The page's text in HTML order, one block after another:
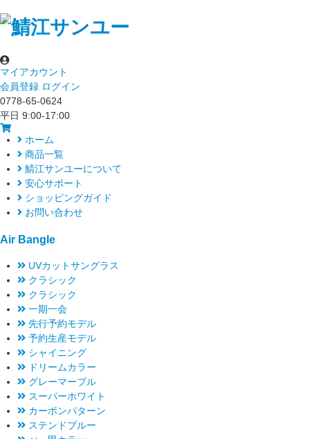
マイアカウント
会員登録 ログイン
0778-65-0624
平日 9:00-17:00
ホーム
商品一覧
鯖江サンユーについて
安心サポート
ショッピングガイド
お問い合わせ
Air Bangle
UVカットサングラス
クラシック
クラシック
一期一会
先行予約モデル
予約生産モデル
シャイニング
ドリームカラー
グレーマーブル
スーパーホワイト
カーボンパターン
ステンドブルー